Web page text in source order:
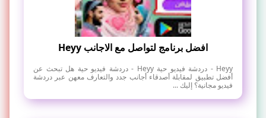
افضل برنامج لتواصل مع الاجانب Heyy
Heyy - دردشة فيديو حية Heyy - دردشة فيديو حية هل تبحث عن
أفضل تطبيق لمقابلة أصدقاء أجانب جدد والتعارف معهن عبر دردشة
فيديو مجانية؟ إليك ...